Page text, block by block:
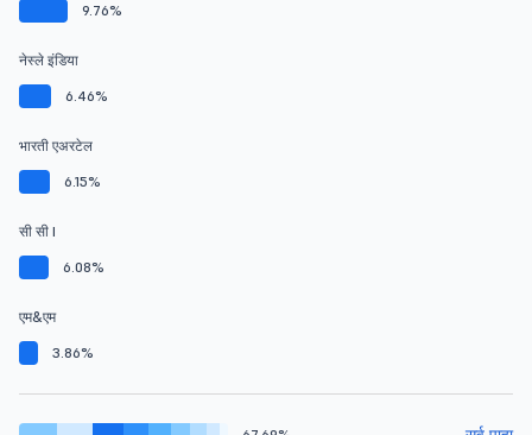
9.76%
नेस्ले इंडिया
6.46%
भारती एअरटेल
6.15%
सी सी I
6.08%
एम&एम
3.86%